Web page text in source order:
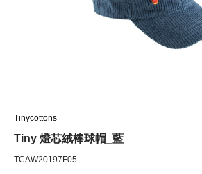
Tinycottons
Tiny 燈芯絨棒球帽_藍
TCAW20197F05